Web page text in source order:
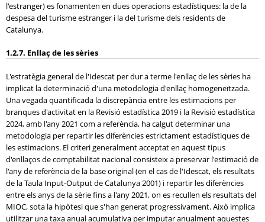
l'estranger) es fonamenten en dues operacions estadístiques: la de la
despesa del turisme estranger i la del turisme dels residents de
Catalunya.
1.2.7. Enllaç de les sèries
L'estratègia general de l'Idescat per dur a terme l'enllaç de les sèries ha
implicat la determinació d'una metodologia d'enllaç homogeneïtzada.
Una vegada quantificada la discrepància entre les estimacions per
branques d'activitat en la Revisió estadística 2019 i la Revisió estadística
2024, amb l'any 2021 com a referència, ha calgut determinar una
metodologia per repartir les diferències estrictament estadístiques de
les estimacions. El criteri generalment acceptat en aquest tipus
d'enllaços de comptabilitat nacional consisteix a preservar l'estimació de
l'any de referència de la base original (en el cas de l'Idescat, els resultats
de la Taula Input-Output de Catalunya 2001) i repartir les diferències
entre els anys de la sèrie fins a l'any 2021, on es recullen els resultats del
MIOC, sota la hipòtesi que s'han generat progressivament. Això implica
utilitzar una taxa anual acumulativa per imputar anualment aquestes